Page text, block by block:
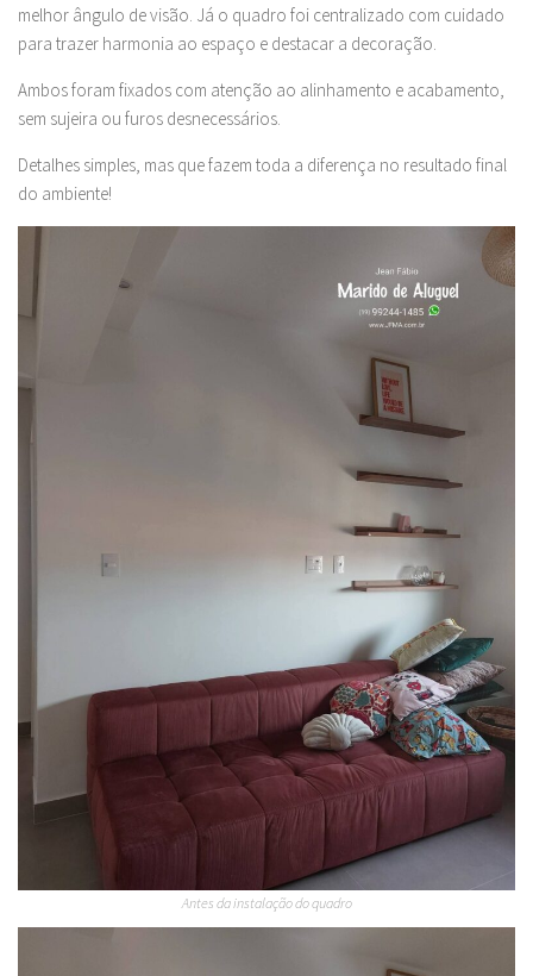
melhor ângulo de visão. Já o quadro foi centralizado com cuidado
para trazer harmonia ao espaço e destacar a decoração.
Ambos foram fixados com atenção ao alinhamento e acabamento,
sem sujeira ou furos desnecessários.
Detalhes simples, mas que fazem toda a diferença no resultado final
do ambiente!
Antes da instalação do quadro